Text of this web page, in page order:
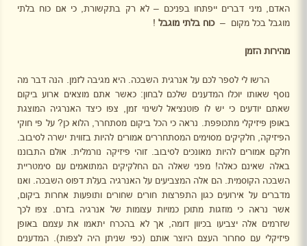
האדם, מיני דברים ייפתחו בפניכם – לא רק בתקשורת, כי אם כוח בלתי
מוגבל בכל מקום – כוח בלתי מוגבל !
מהירות הזמן
הרשו לי לספר לכם על אנרגית השבכה. היא מגיבה לזמן. הנה דבר מה
נוסף שאותו יוכלו המדענים שלכם לבחון: כאשר אתם מוצאים ארוע ביקום
שאתם יודעים כי יש לו פוטנציאל לשינוי זמן, צפו כיצד האנרגיה המוצגת
באופן פיזיקלי מתכופפת. נראה כי הכל ביקום מסתחרר, הלוא כן? על פי חוקי
הפיזיקה, חלקיקים מסוימים המסתחררים אמורים להיות בזווית ישרה לסיבוב.
חלקם אמורים להיות מאונכים לסיבוב. זוהי פיזיקה נורמלית. אולם התבוננו
באלה שאינם כאלה! מפני שאלה הם החלקיקים המתואמים עם סימטריית
השבכה הקוסמית. הם אלה המצביעים על האנרגיה בעלת דפוס השבכה. ואנו
מדברים על אירועים כגון התפרצות חורים שחורים ותופעות אחרות ביקום,
אשר נראה כי מוזגות מתוכן כמויות עצומות של אנרגיה בזרם. צפו לכך
שזרמים אלה יצביעו בכיוון דומה, אך לא בהכרח יתאמו את עצמם באופן
פיזיקלי עם סחרור העצם היוצר אותם (כפי שניתן היה לצפות). המדענים